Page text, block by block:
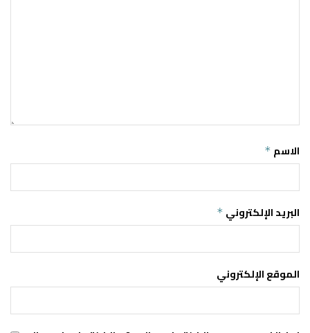
الاسم *
البريد الإلكتروني *
الموقع الإلكتروني